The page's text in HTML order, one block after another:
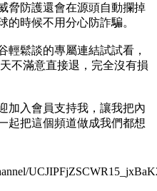
脅防護還會在源頭自動攔掉
的時候不用分心防詐騙。
輕鬆談的專屬連結試試看，
不滿意直接退，完全沒有損
加入會員支持我，讓我把內
起把這個頻道做成我們都想